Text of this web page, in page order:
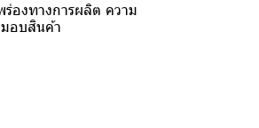
องทางการผลิต ความ
มอบสินค้า